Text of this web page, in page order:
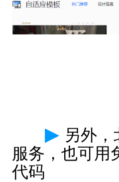
▶ 另外
服务，也可用
代码